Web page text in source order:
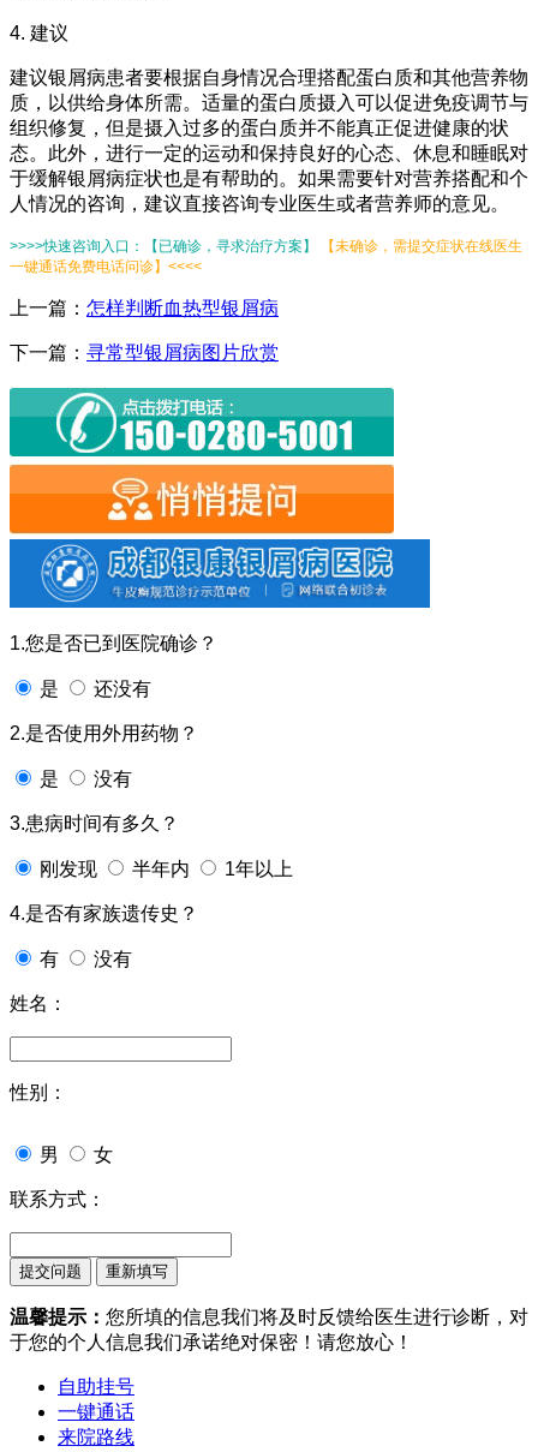
4. 建议
建议银屑病患者要根据自身情况合理搭配蛋白质和其他营养物
质，以供给身体所需。适量的蛋白质摄入可以促进免疫调节与
组织修复，但是摄入过多的蛋白质并不能真正促进健康的状
态。此外，进行一定的运动和保持良好的心态、休息和睡眠对
于缓解银屑病症状也是有帮助的。如果需要针对营养搭配和个
人情况的咨询，建议直接咨询专业医生或者营养师的意见。
>>>>快速咨询入口：【已确诊，寻求治疗方案】
【未确诊，需提交症状在线医生
一键通话免费电话问诊】<<<<
上一篇： 怎样判断血热型银屑病
下一篇： 寻常型银屑病图片欣赏
1.您是否已到医院确诊？
是 还没有
2.是否使用外用药物？
是 没有
3.患病时间有多久？
刚发现 半年内 1年以上
4.是否有家族遗传史？
有 没有
姓名：
性别：
男 女
联系方式：
温馨提示： 您所填的信息我们将及时反馈给医生进行诊断，对
于您的个人信息我们承诺绝对保密！请您放心！
自助挂号
一键通话
来院路线